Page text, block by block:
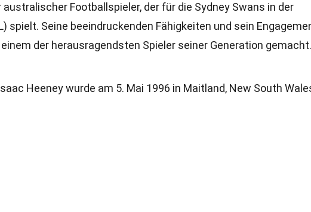
Footballspieler, der für die Sydney Swans in der
spielt. Seine beeindruckenden Fähigkeiten und sein
der herausragendsten Spieler seiner Generation gemacht.
Heeney wurde am 5. Mai 1996 in Maitland, New South